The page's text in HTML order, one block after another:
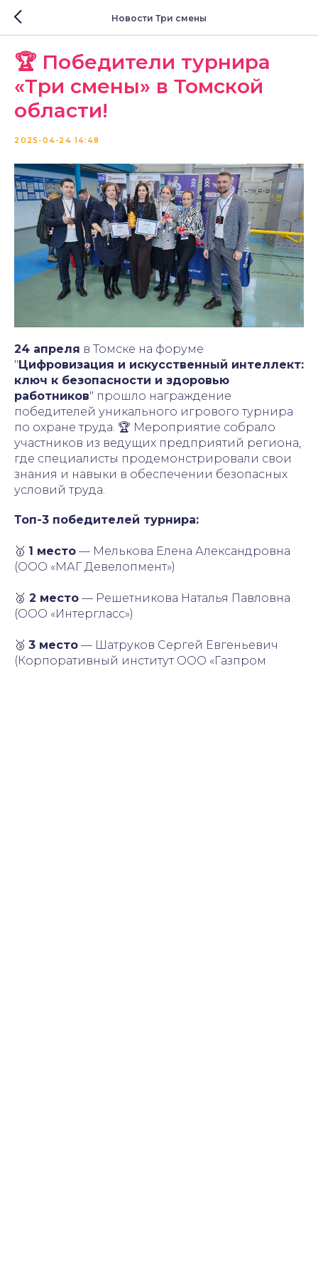
Новости Три смены
🏆 Победители турнира
«Три смены» в Томской
области!
2025-04-24 14:48
24 апреля в Томске на форуме
"Цифровизация и искусственный интеллект:
ключ к безопасности и здоровью
работников" прошло награждение
победителей уникального игрового турнира
по охране труда. 🏆 Мероприятие собрало
участников из ведущих предприятий региона,
где специалисты продемонстрировали свои
знания и навыки в обеспечении безопасных
условий труда.
Топ-3 победителей турнира:
🥇 1 место — Мелькова Елена Александровна
(ООО «МАГ Девелопмент»)
🥈 2 место — Решетникова Наталья Павловна
(ООО «Интергласс»)
🥉 3 место — Шатруков Сергей Евгеньевич
(Корпоративный институт ООО «Газпром